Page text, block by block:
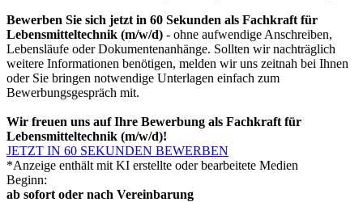
Bewerben Sie sich jetzt in 60 Sekunden als Fachkraft für
Lebensmitteltechnik (m/w/d) - ohne aufwendige Anschreiben,
Lebensläufe oder Dokumentenanhänge. Sollten wir nachträglich
weitere Informationen benötigen, melden wir uns zeitnah bei Ihnen
oder Sie bringen notwendige Unterlagen einfach zum
Bewerbungsgespräch mit.
Wir freuen uns auf Ihre Bewerbung als Fachkraft für
Lebensmitteltechnik (m/w/d)!
JETZT IN 60 SEKUNDEN BEWERBEN
*Anzeige enthält mit KI erstellte oder bearbeitete Medien
Beginn:
ab sofort oder nach Vereinbarung